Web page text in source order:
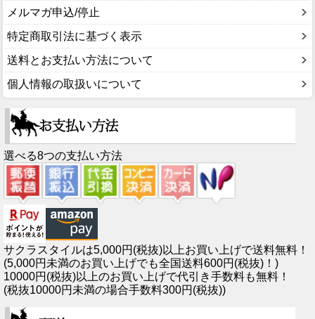
メルマガ申込/停止
特定商取引法に基づく表示
送料とお支払い方法について
個人情報の取扱いについて
選べる8つの支払い方法
サクラスタイルは5,000円(税抜)以上お買い上げで送料無料！
(5,000円未満のお買い上げでも全国送料600円(税抜)！)
10000円(税抜)以上のお買い上げで代引き手数料も無料！
(税抜10000円未満の場合手数料300円(税抜))